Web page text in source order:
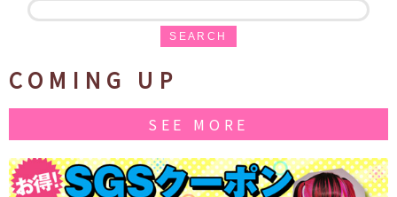
SEARCH
COMING UP
SEE MORE